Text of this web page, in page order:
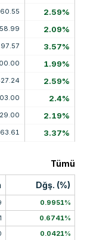
2.59%
2.09%
97.57 3.57%
1.99%
2.59%
2.4%
2.19%
63.61 3.37%
Tümü
Dğş. (%)
0.9951%
0.6741%
0.0421%